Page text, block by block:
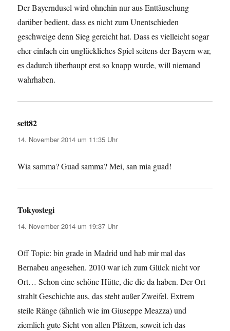
Der Bayerndusel wird ohnehin nur aus Enttäuschung
darüber bedient, dass es nicht zum Unentschieden
geschweige denn Sieg gereicht hat. Dass es vielleicht sogar
eher einfach ein unglückliches Spiel seitens der Bayern war,
es dadurch überhaupt erst so knapp wurde, will niemand
wahrhaben.
seit82
14. November 2014 um 11:35 Uhr
Wia samma? Guad samma? Mei, san mia guad!
Tokyostegi
14. November 2014 um 19:37 Uhr
Off Topic: bin grade in Madrid und hab mir mal das
Bernabeu angesehen. 2010 war ich zum Glück nicht vor
Ort… Schon eine schöne Hütte, die die da haben. Der Ort
strahlt Geschichte aus, das steht außer Zweifel. Extrem
steile Ränge (ähnlich wie im Giuseppe Meazza) und
ziemlich gute Sicht von allen Plätzen, soweit ich das